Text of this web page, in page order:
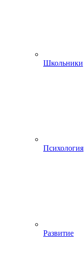
Школьники
Психология
Развитие